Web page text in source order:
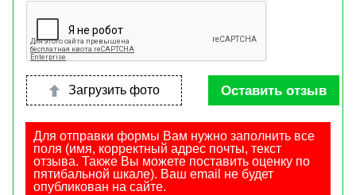
Загрузить фото Оставить отзыв
Для отправки формы Вам нужно заполнить все
поля (имя, корректный адрес почты, текст
отзыва. Также Вы можете поставить оценку по
пятибальной шкале). Ваш email не будет
опубликован на сайте.